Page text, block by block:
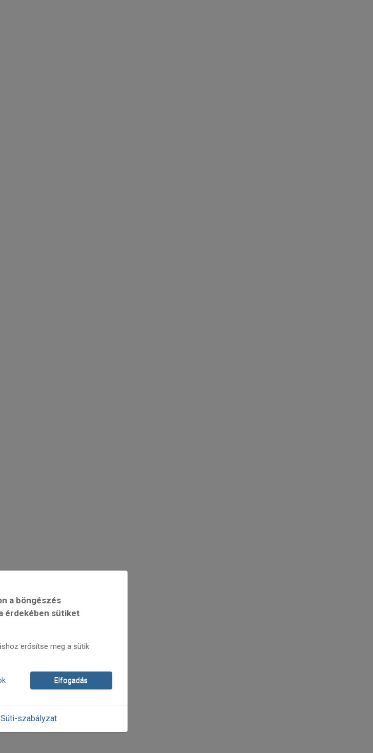
1.
a böngészés
érdekében sütiket
erősítse meg a sütik
Elfogadás
Süti-szabályzat